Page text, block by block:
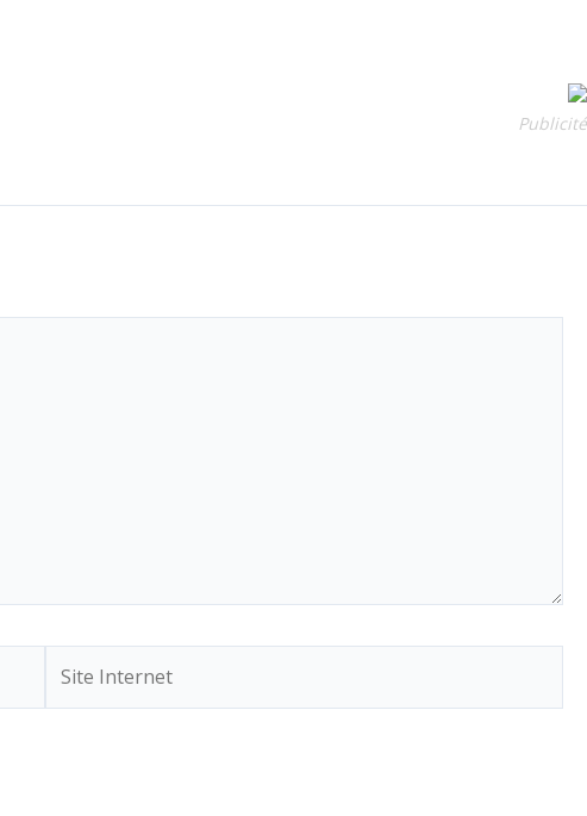
Publicité
Internet